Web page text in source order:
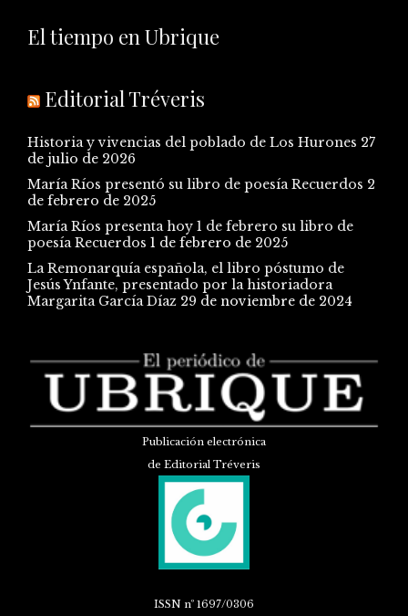
El tiempo en Ubrique
Editorial Tréveris
Historia y vivencias del poblado de Los Hurones 27
de julio de 2026
María Ríos presentó su libro de poesía Recuerdos 2
de febrero de 2025
María Ríos presenta hoy 1 de febrero su libro de
poesía Recuerdos 1 de febrero de 2025
La Remonarquía española, el libro póstumo de
Jesús Ynfante, presentado por la historiadora
Margarita García Díaz 29 de noviembre de 2024
Publicación electrónica
de Editorial Tréveris
ISSN nº 1697/0306